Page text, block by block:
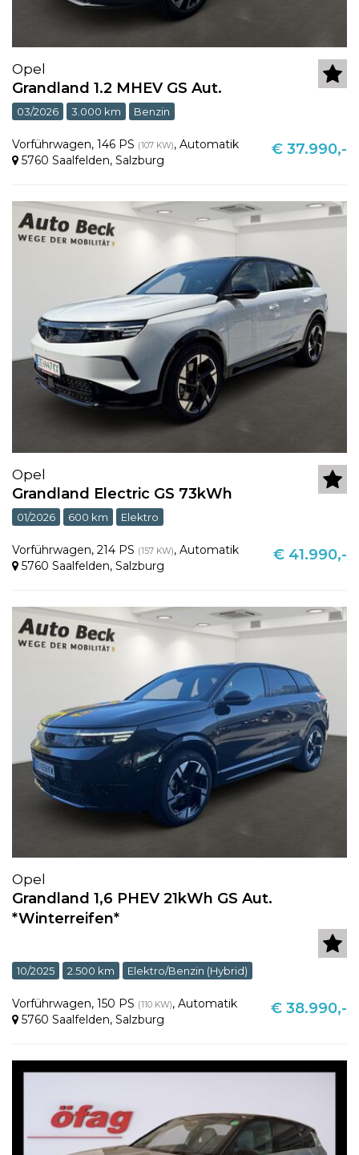
Opel
Grandland 1.2 MHEV GS Aut.
03/2026 3.000 km Benzin
Vorführwagen, 146 PS (107 KW), Automatik
5760 Saalfelden, Salzburg
€ 37.990,-
Opel
Grandland Electric GS 73kWh
01/2026 600 km Elektro
Vorführwagen, 214 PS (157 KW), Automatik
5760 Saalfelden, Salzburg
€ 41.990,-
Opel
Grandland 1,6 PHEV 21kWh GS Aut.
*Winterreifen*
10/2025 2.500 km Elektro/Benzin (Hybrid)
Vorführwagen, 150 PS (110 KW), Automatik
5760 Saalfelden, Salzburg
€ 38.990,-